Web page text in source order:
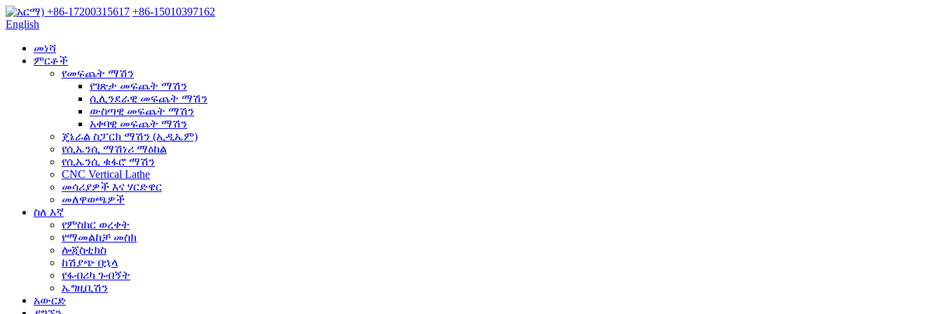
+86-17200315617 +86-15010397162
English
መነሻ
ምርቶች
የመፍጨት ማሽን
የገጽታ መፍጨት ማሽን
ሲሊንደራዊ መፍጨት ማሽን
ውስጣዊ መፍጨት ማሽን
አቀባዊ መፍጨት ማሽን
ጄኔራል ስፓርክ ማሽን (ኢዲኤም)
የሲኤንሲ ማሽነሪ ማዕከል
የሲኤንሲ ቁፋሮ ማሽን
CNC Vertical Lathe
መሳሪያዎች እና ሃርድዌር
መለዋወጫዎች
ስለ እኛ
የምስክር ወረቀት
የማመልከቻ መስክ
ሎጂስቲክስ
ከሽያጭ በኋላ
የፋብሪካ ጉብኝት
ኤግዚቢሽን
አውርድ